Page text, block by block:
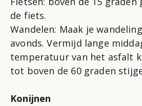
de fiets.
Wandelen: Maak je wandeling
avonds. Vermijd lange
temperatuur van het asfalt
tot boven de 60 graden
Konijnen